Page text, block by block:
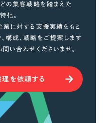
の集客戦略を踏まえた
化。
に対する支援実績をもと
構成、戦略をご提案します
い合わせくださいませ。
を依頼する